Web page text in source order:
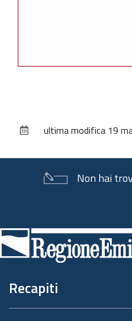
documentoultima modifica 19
Non hai
di
pagina
Recapiti